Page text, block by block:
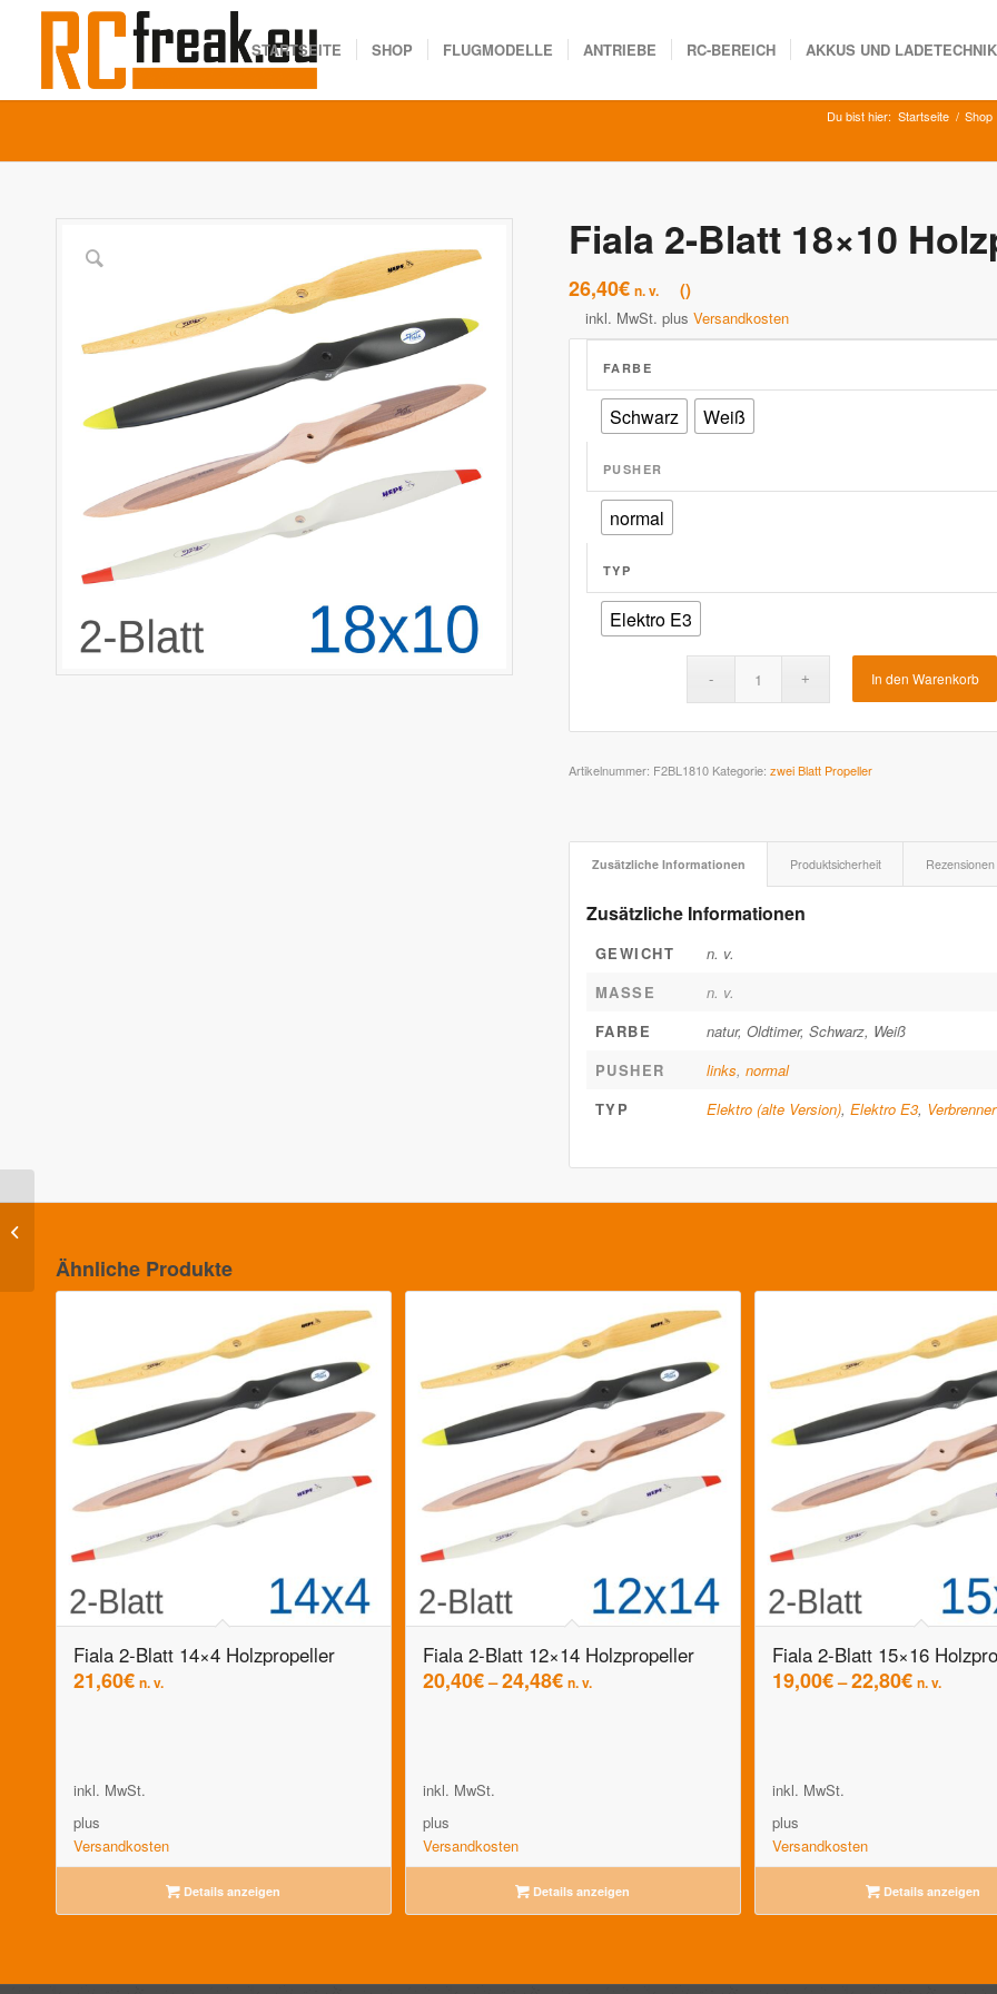
STARTSEITE SHOP FLUGMODELLE ANTRIEBE RC-BEREICH AKKUS UND LADETECHNIK
Du bist hier: Startseite / Shop
Fiala 2-Blatt 18×10
26,40€ n. v.
inkl. MwSt. plus Versandkosten
FARBE
Schwarz Weiß
PUSHER
normal
TYP
Elektro E3
In den Warenkorb
Artikelnummer: F2BL1810 Kategorie: zwei Blatt Propeller
Zusätzliche Informationen Produktsicherheit
Zusätzliche Informationen
GEWICHT
n. v.
MASSE
n. v.
FARBE
natur, Oldtimer, Schwarz, Weiß
PUSHER
links, normal
TYP
Elektro (alte Version), Elektro E3, Verbrenner
Ähnliche Produkte
Fiala 2-Blatt 14×4 Holzpropeller
21,60€ n. v.
inkl. MwSt.
plus
Versandkosten
Details anzeigen
Fiala 2-Blatt 12×14 Holzpropeller
20,40€–24,48€ n. v.
inkl. MwSt.
plus
Versandkosten
Details anzeigen
Fiala 2-Blatt 15×16
19,00€–22,80€ n. v.
inkl. MwSt.
plus
Versandkosten
Details anzeigen